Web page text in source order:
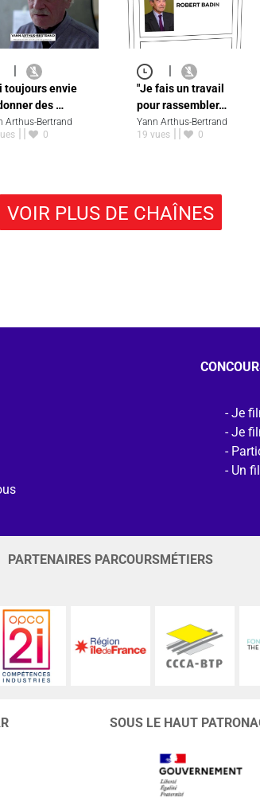
toujours envie
des …
Arthus-Bertrand
0
"Je fais un travail
pour rassembler…
Yann Arthus-Bertrand
19 vues
0
VOIR PLUS DE CHAÎNES
Je
Je
Un
PARTENAIRES PARCOURSMÉTIERS
SOUS LE HAUT